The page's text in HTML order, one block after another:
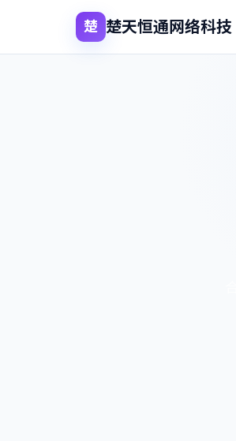
楚 楚天恒通网络科技